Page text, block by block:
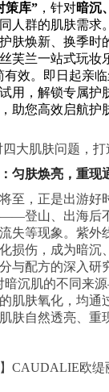
策库” ，针对暗沉
人群的肌肤需求
肤焕新、换季时
芙兰一站式玩妆
有效。即日起亲
用，解锁专属护
助您高效启航护
大肌肤问题，打
匀肤焕亮，重现
至，正是出游好
登山、出海后
失等现象。紫外
损伤，成为暗沉
与配方的深入研
暗沉肌的不同来
肌肤氧化，均通
肤自然透亮、重
】CAUDALIE欧